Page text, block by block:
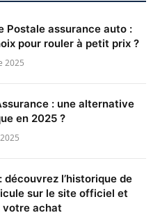
Postale assurance auto :
pour rouler à petit prix ?
2025
: une alternative
en 2025 ?
découvrez l’historique de
sur le site officiel et
votre achat